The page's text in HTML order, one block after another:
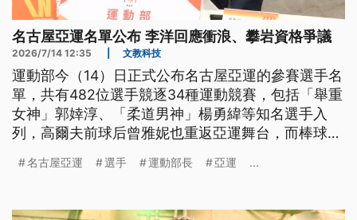
名古屋亞運名單公布 李洋回應衝浪、攀岩資格爭議
2026/7/14 12:35 文教科技
運動部今（14）日正式公布名古屋亞運的參賽選手名
單，共有482位選手競逐34種運動競賽，包括「舉重
女神」郭婞淳、「柔道男神」楊勇緯等知名選手入
列，高爾夫前球后曾雅妮也重返亞運舞台，而棒球也
名古屋亞運 選手 運動部長 亞運 ...